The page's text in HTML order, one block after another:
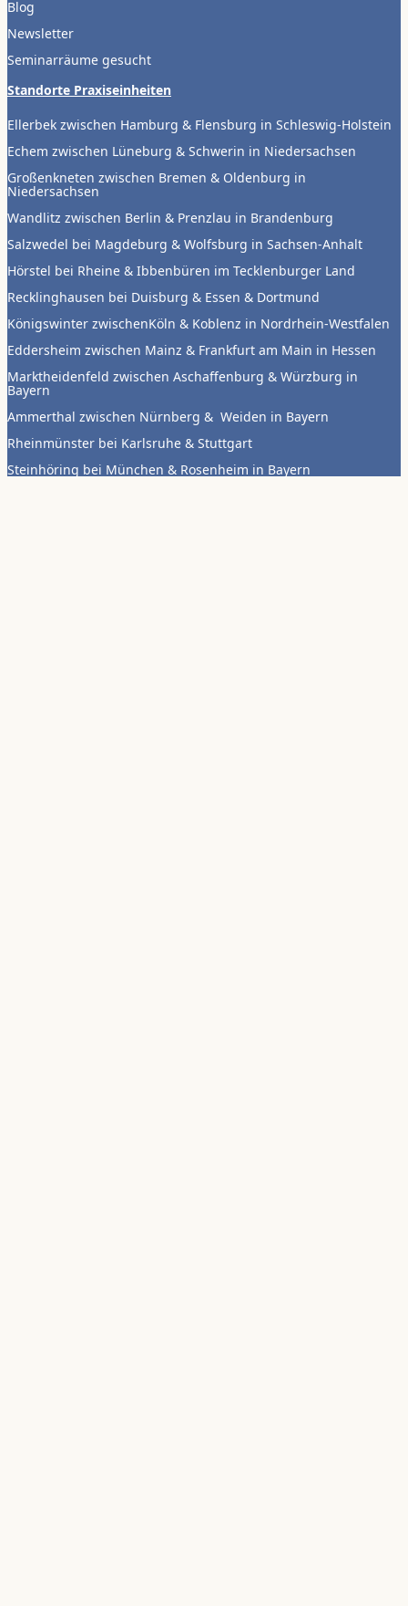
Blog
Newsletter
Seminarräume gesucht
Standorte Praxiseinheiten
Ellerbek zwischen Hamburg & Flensburg in Schleswig-Holstein
Echem zwischen Lüneburg & Schwerin in Niedersachsen
Großenkneten zwischen Bremen & Oldenburg in
Niedersachsen
Wandlitz zwischen Berlin & Prenzlau in Brandenburg
Salzwedel bei Magdeburg & Wolfsburg in Sachsen-Anhalt
Hörstel bei Rheine & Ibbenbüren im Tecklenburger Land
Recklinghausen bei Duisburg & Essen & Dortmund
Königswinter zwischenKöln & Koblenz in Nordrhein-Westfalen
Eddersheim zwischen Mainz & Frankfurt am Main in Hessen
Marktheidenfeld zwischen Aschaffenburg & Würzburg in
Bayern
Ammerthal zwischen Nürnberg & Weiden in Bayern
Rheinmünster bei Karlsruhe & Stuttgart
Steinhöring bei München & Rosenheim in Bayern